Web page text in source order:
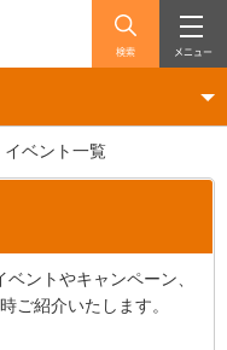
検索 メニュー
イベント一覧
ントやキャンペーン、
ご紹介いたします。